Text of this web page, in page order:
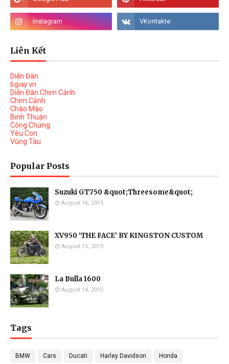
Liên Kết
Diễn Đàn
6giay.vn
Diễn Đàn Chim Cảnh
Chim Cảnh
Chào Mào
Binh Thuận
Công Chứng
Yêu Con
Vũng Tàu
Popular Posts
Suzuki GT750 &quot;Threesome&quot;
August 16, 2015
XV950 ‘THE FACE’ BY KINGSTON CUSTOM
August 15, 2015
La Bulla 1600
August 14, 2015
Tags
BMW Cars Ducati Harley Davidson Honda